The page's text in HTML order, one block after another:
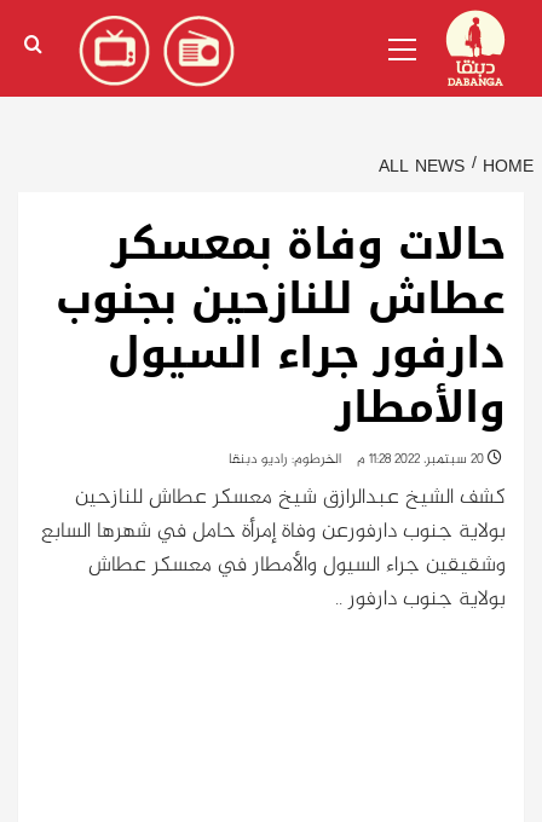
content
الإنجليزية)
Menu
HOME
ALL NEWS
حالات وفاة بمعسكر
عطاش للنازحين بجنوب
دارفور جراء السيول
والأمطار
الخرطوم: راديو دبنقا
كشف الشيخ عبدالرازق شيخ معسكر عطاش للنازحين
بولاية جنوب دارفورعن وفاة إمرأة حامل في شهرها السابع
وشقيقين جراء السيول والأمطار في معسكر عطاش
بولاية جنوب دارفور ..